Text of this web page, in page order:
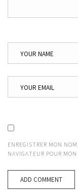
ENREGISTRER MON
NAVIGATEUR POUR